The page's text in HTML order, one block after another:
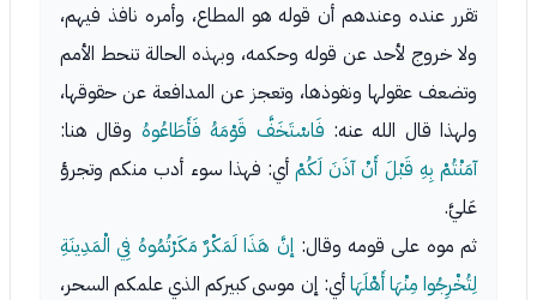
تقرر عنده وعندهم أن قوله هو المطاع، وأمره نافذ فيهم،
ولا خروج لأحد عن قوله وحكمه، وبهذه الحالة تنحط الأمم
وتضعف عقولها ونفوذها، وتعجز عن المدافعة عن حقوقها،
ولهذا قال الله عنه: فَاسْتَخَفَّ قَوْمَهُ فَأَطَاعُوهُ وقال هنا:
آمَنْتُمْ بِهِ قَبْلَ أَنْ آذَنَ لَكُمْأي: فهذا سوء أدب منكم وتجرؤ
عَليَّ.
ثم موه على قومه وقال: إنَّ هَذَا لَمَكْرٌ مَكَرْتُمُوهُ فِي الْمَدِينَةِ
لِتُخْرِجُوا مِنْهَا أَهْلَهَاأي: إن موسى كبيركم الذي علمكم السحر،